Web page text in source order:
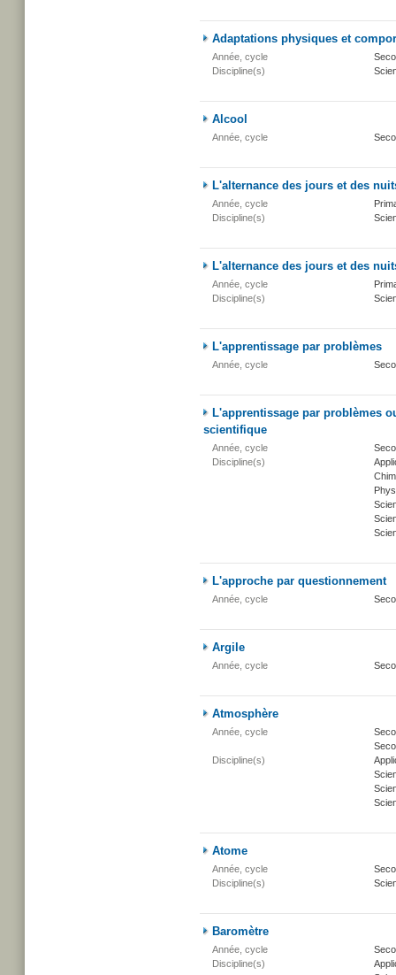
Adaptations physiques et
Année, cycle
Discipline(s)
Alcool
Année, cycle
L'alternance des jours et des
Année, cycle
Discipline(s)
L'alternance des jours et des
Année, cycle
Discipline(s)
L'apprentissage par problèmes
Année, cycle
L'apprentissage par problèmes
scientifique
Année, cycle
Discipline(s)
L'approche par questionnement
Année, cycle
Argile
Année, cycle
Atmosphère
Année, cycle
Discipline(s)
Atome
Année, cycle
Discipline(s)
Baromètre
Année, cycle
Discipline(s)